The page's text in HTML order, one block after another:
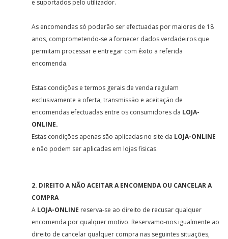
e suportados pelo utilizador.
As encomendas só poderão ser efectuadas por maiores de 18
anos, comprometendo-se a fornecer dados verdadeiros que
permitam processar e entregar com êxito a referida
encomenda.
Estas condições e termos gerais de venda regulam
exclusivamente a oferta, transmissão e aceitação de
encomendas efectuadas entre os consumidores da LOJA-
ONLINE.
Estas condições apenas são aplicadas no site da LOJA-ONLINE
e não podem ser aplicadas em lojas fisicas.
2. DIREITO A NÃO ACEITAR A ENCOMENDA OU CANCELAR A
COMPRA
A LOJA-ONLINE reserva-se ao direito de recusar qualquer
encomenda por qualquer motivo. Reservamo-nos igualmente ao
direito de cancelar qualquer compra nas seguintes situações,